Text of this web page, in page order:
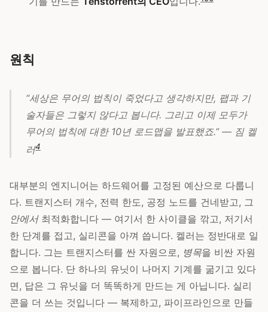
원칙
“세상은 무어의 법칙이 죽었다고 생각하지만, 팹과 기
술자들은 그렇지 않다고 봅니다. 그리고 이제 모두가
무어의 법칙에 대한 10년 로드맵을 발표했죠.” — 짐 켈
러4
대부분의 엔지니어는 하드웨어를 고정된 예산으로 다룹니
다. 트랜지스터 개수, 전력 한도, 공정 노드를 건네받고, 그
안에서최적화합니다 — 여기서 한 사이클을 깎고, 저기서
한 단계를 접고, 실리콘을 아껴 씁니다. 켈러는 정반대로 일
합니다. 그는 트랜지스터를 싼 자원으로, 병목을 비싼 자원
으로 봅니다. 단 하나의 유닛이 나머지 기계를 굶기고 있다
면, 답은 그 유닛을 더 똑똑하게 만드는 게 아닙니다. 실리
콘을 더 쓰는 것입니다 — 복제하고, 파이프라인으로 만들